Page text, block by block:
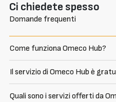
Ci chiedete spesso
Domande frequenti
Come funziona Omeco Hub?
Il servizio di Omeco Hub è
Quali sono i servizi offerti da